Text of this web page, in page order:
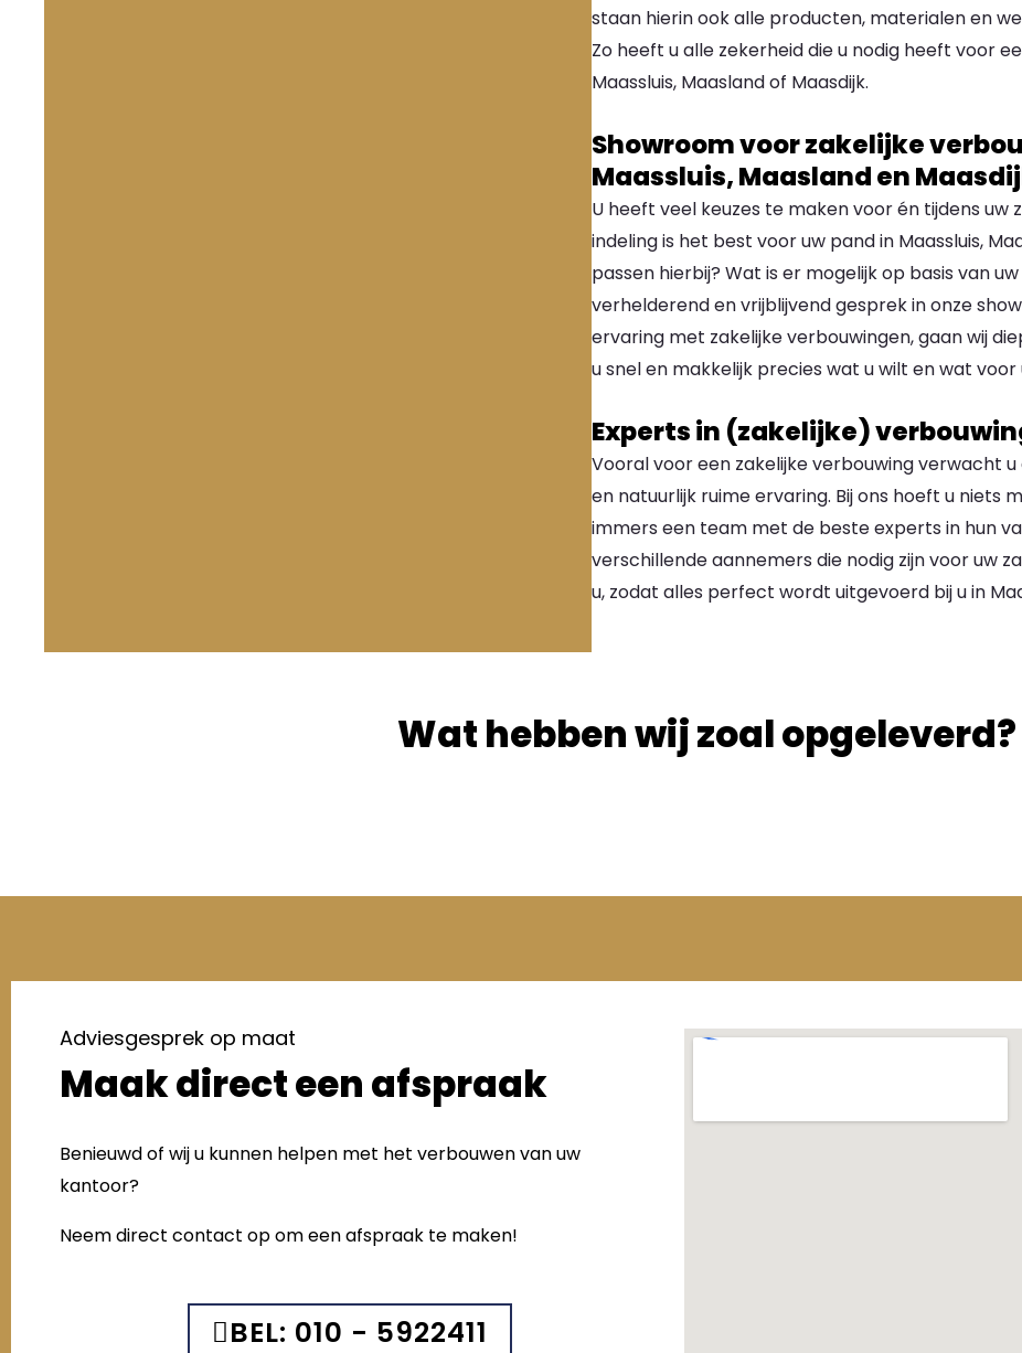
staan hierin ook alle producten, materialen en
Zo heeft u alle zekerheid die u nodig heeft voor
Maassluis, Maasland of Maasdijk.
Showroom voor zakelijke
Maassluis, Maasland en
U heeft veel keuzes te maken voor én tijdens uw
indeling is het best voor uw pand in Maassluis,
passen hierbij? Wat is er mogelijk op basis van
verhelderend en vrijblijvend gesprek in onze
ervaring met zakelijke verbouwingen, gaan wij
u snel en makkelijk precies wat u wilt en wat voor
Experts in (zakelijke)
Vooral voor een zakelijke verbouwing verwacht
en natuurlijk ruime ervaring. Bij ons hoeft u niets
immers een team met de beste experts in hun
verschillende aannemers die nodig zijn voor uw
u, zodat alles perfect wordt uitgevoerd bij u in
Wat hebben wij zoal opgeleverd?
Adviesgesprek op maat
Maak direct een afspraak
Benieuwd of wij u kunnen helpen met het verbouwen van uw
kantoor?
Neem direct contact op om een afspraak te maken!
BEL: 010 - 5922411